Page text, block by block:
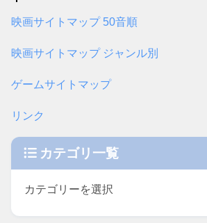
映画サイトマップ 50音順
映画サイトマップ ジャンル別
ゲームサイトマップ
リンク
カテゴリ一覧